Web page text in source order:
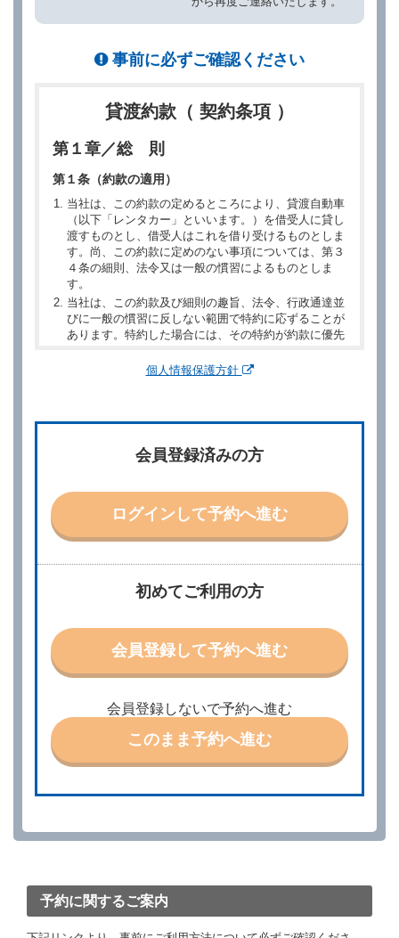
事前に必ずご確認ください
貸渡約款（ 契約条項 ）
第１章／総 則
第１条（約款の適用）
当社は、この約款の定めるところにより、貸渡自動車
（以下「レンタカー」といいます。）を借受人に貸し
渡すものとし、借受人はこれを借り受けるものとしま
す。尚、この約款に定めのない事項については、第３
４条の細則、法令又は一般の慣習によるものとしま
す。
当社は、この約款及び細則の趣旨、法令、行政通達並
びに一般の慣習に反しない範囲で特約に応ずることが
あります。特約した場合には、その特約が約款に優先
別に定める料金表等に同意のうえ、別に定める方法に
他の借受条件（以下「借受条件」といいます。）を明
示して予約の申込みを行うことができます。なお、当
社は、電話連絡並びに電子メールによる予約に応じま
責任を負わないものとします。
当社は、借受人から予約の申込みがあったときは、原
則として、当社の保有するレンタカーの範囲内で予約
特に認める場合を除き、別に定める予約申込金を支払
うものとします。
第３条（予約の変更）
借受人は、前条第１項の借受条件を変更しようとする
ときは、あらかじめ当社の承諾を受けなければならな
いものとします。
第４条（予約の取消し等）
ができます。
を１時間以上経過してもレンタカー貸渡契約（以下
約取消手数料を当社に支払うものとし、当社は、この
予約取消手数料の支払いがあったときは、受領済の予
約申込金を借受人に返還するものとします。
個人情報保護方針
初めてご利用の方
会員登録して予約へ進む
会員登録しないで予約へ進む
このまま予約へ進む
会員登録済みの方
ログインして予約へ進む
予約に関するご案内